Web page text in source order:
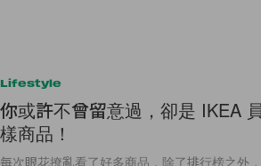
Lifestyle
你或許不曾留意過，卻是 IKEA
樣商品！
每次眼花撩亂看了好多商品，除了排行榜之外